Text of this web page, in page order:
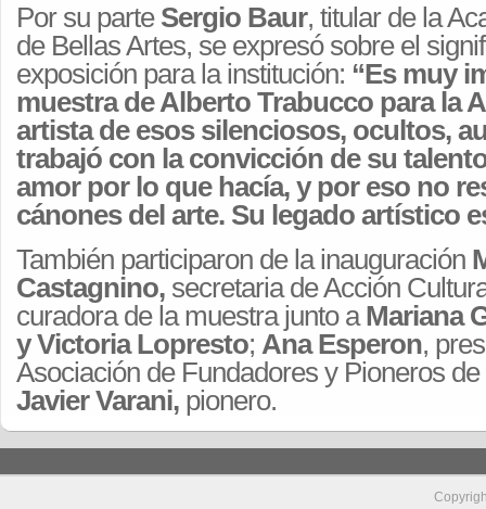
Por su parte Sergio Baur, titular de la
de Bellas Artes, se expresó sobre el
exposición para la institución: “Es muy
muestra de Alberto Trabucco para la
artista de esos silenciosos, ocultos,
trabajó con la convicción de su
amor por lo que hacía, y por eso no
cánones del arte. Su legado artístico
También participaron de la inauguración
Castagnino, secretaria de Acción
curadora de la muestra junto aMariana
y Victoria Lopresto; Ana Esperon,
Asociación de Fundadores y Pioneros
Javier Varani, pionero.